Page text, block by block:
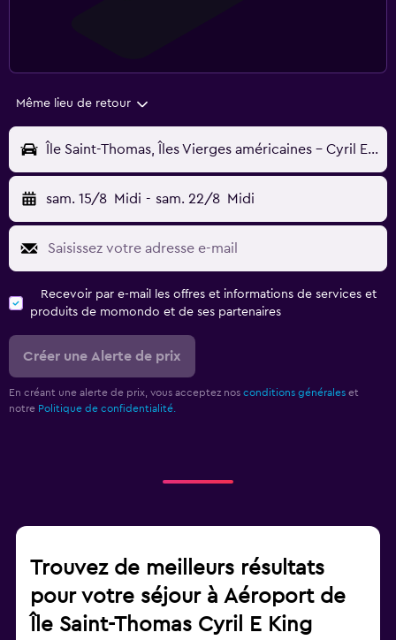
Même lieu de retour
Île Saint-Thomas, Îles Vierges américaines - Cyril E King (STT)
sam. 15/8 Midi - sam. 22/8 Midi
Recevoir par e-mail les offres et informations de services et
produits de momondo et de ses partenaires
Créer une Alerte de prix
En créant une alerte de prix, vous acceptez nos conditions générales et
notre Politique de confidentialité.
Trouvez de meilleurs résultats
pour votre séjour à Aéroport de
Île Saint-Thomas Cyril E King